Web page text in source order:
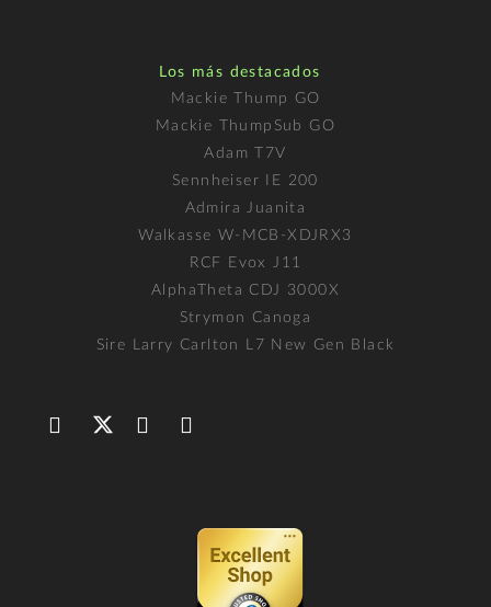
Los más destacados
Mackie Thump GO
Mackie ThumpSub GO
Adam T7V
Sennheiser IE 200
Admira Juanita
Walkasse W-MCB-XDJRX3
RCF Evox J11
AlphaTheta CDJ 3000X
Strymon Canoga
Sire Larry Carlton L7 New Gen Black